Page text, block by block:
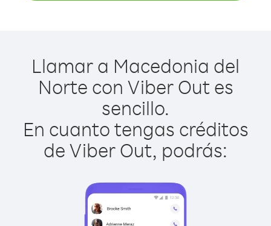
Llamar a Macedonia del
Norte con Viber Out es
sencillo.
En cuanto tengas créditos
de Viber Out, podrás: